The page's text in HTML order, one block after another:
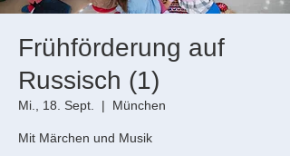
Frühförderung auf
Russisch (1)
Mi., 18. Sept.
  |
München